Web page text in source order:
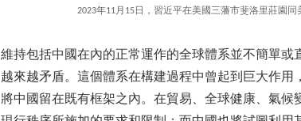
2023年11月15日，習近平在美國三藩市斐洛里莊園
維持包括中國在內的正常運作的全球體系並不簡單
越來越矛盾。這個體系在構建過程中曾起到巨大作
將中國留在既有框架之內。在貿易、全球健康、氣